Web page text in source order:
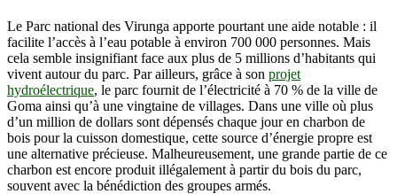
Le Parc national des Virunga apporte pourtant une aide notable : il
facilite l’accès à l’eau potable à environ 700 000 personnes. Mais
cela semble insignifiant face aux plus de 5 millions d’habitants qui
vivent autour du parc. Par ailleurs, grâce à son projet
hydroélectrique, le parc fournit de l’électricité à 70 % de la ville de
Goma ainsi qu’à une vingtaine de villages. Dans une ville où plus
d’un million de dollars sont dépensés chaque jour en charbon de
bois pour la cuisson domestique, cette source d’énergie propre est
une alternative précieuse. Malheureusement, une grande partie de ce
charbon est encore produit illégalement à partir du bois du parc,
souvent avec la bénédiction des groupes armés.